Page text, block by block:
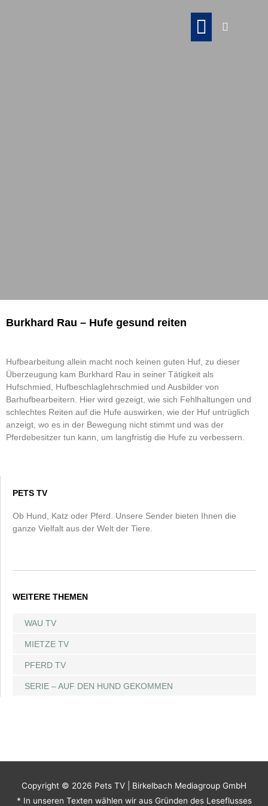
Burkhard Rau – Hufe gesund reiten
Hufbearbeitung allein macht noch keinen guten Huf, zu dieser
Überzeugung kam Burkhard Rau in seiner Tätigkeit als
Hufschmied, Hufbeschlaglehrschmied und Ausbilder von
Barhufbearbeitern. Hier wird gezeigt, wie sich Fehlhaltungen und
schlechtes Reiten auf die Hufe auswirken, wie der Huf untrüglich
anzeigt, wo es in der Bewegung nicht stimmt und was der
Pferdebesitzer tun kann, um langfristig die Hufe zu verbessern.
PETS TV
Ob Hund, Katz oder Pferd. Unsere Sender bieten Ihnen die
ganze Vielfalt aus der Welt der Tiere.
WEITERE THEMEN
WAU TV
MIETZE TV
PFERD TV
SERIE – AUF DEN HUND GEKOMMEN
Copyright © 2026 Pets TV | Birkelbach Mediagroup GmbH
* In unseren Texten wählen wir aus Gründen des Leseflusses